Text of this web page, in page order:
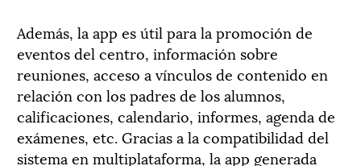
Además, la app es útil para la promoción de
eventos del centro, información sobre
reuniones, acceso a vínculos de contenido en
relación con los padres de los alumnos,
calificaciones, calendario, informes, agenda de
exámenes, etc. Gracias a la compatibilidad del
sistema en multiplataforma, la app generada